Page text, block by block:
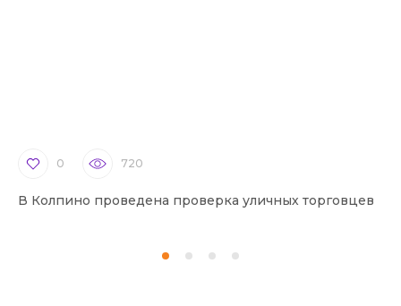
0 720
В Колпино проведена проверка уличных торговцев